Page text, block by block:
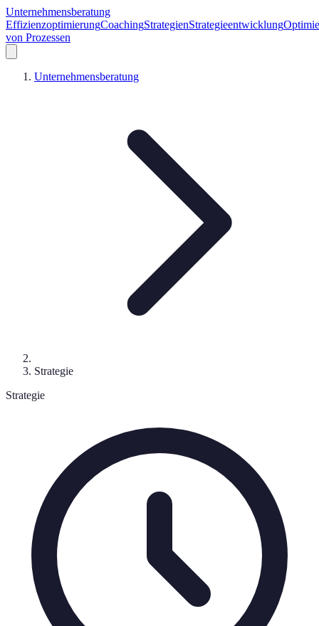
Unternehmensberatung
EffizienzoptimierungCoachingStrategienStrategieentwicklung
von Prozessen
Unternehmensberatung
Strategie
Strategie